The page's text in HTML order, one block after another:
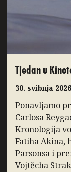
Tjedan u
30. svibnja
Ponavljamo
Carlosa
Kronologija
Fatiha Akina,
Parsonsa i
Vojtěcha